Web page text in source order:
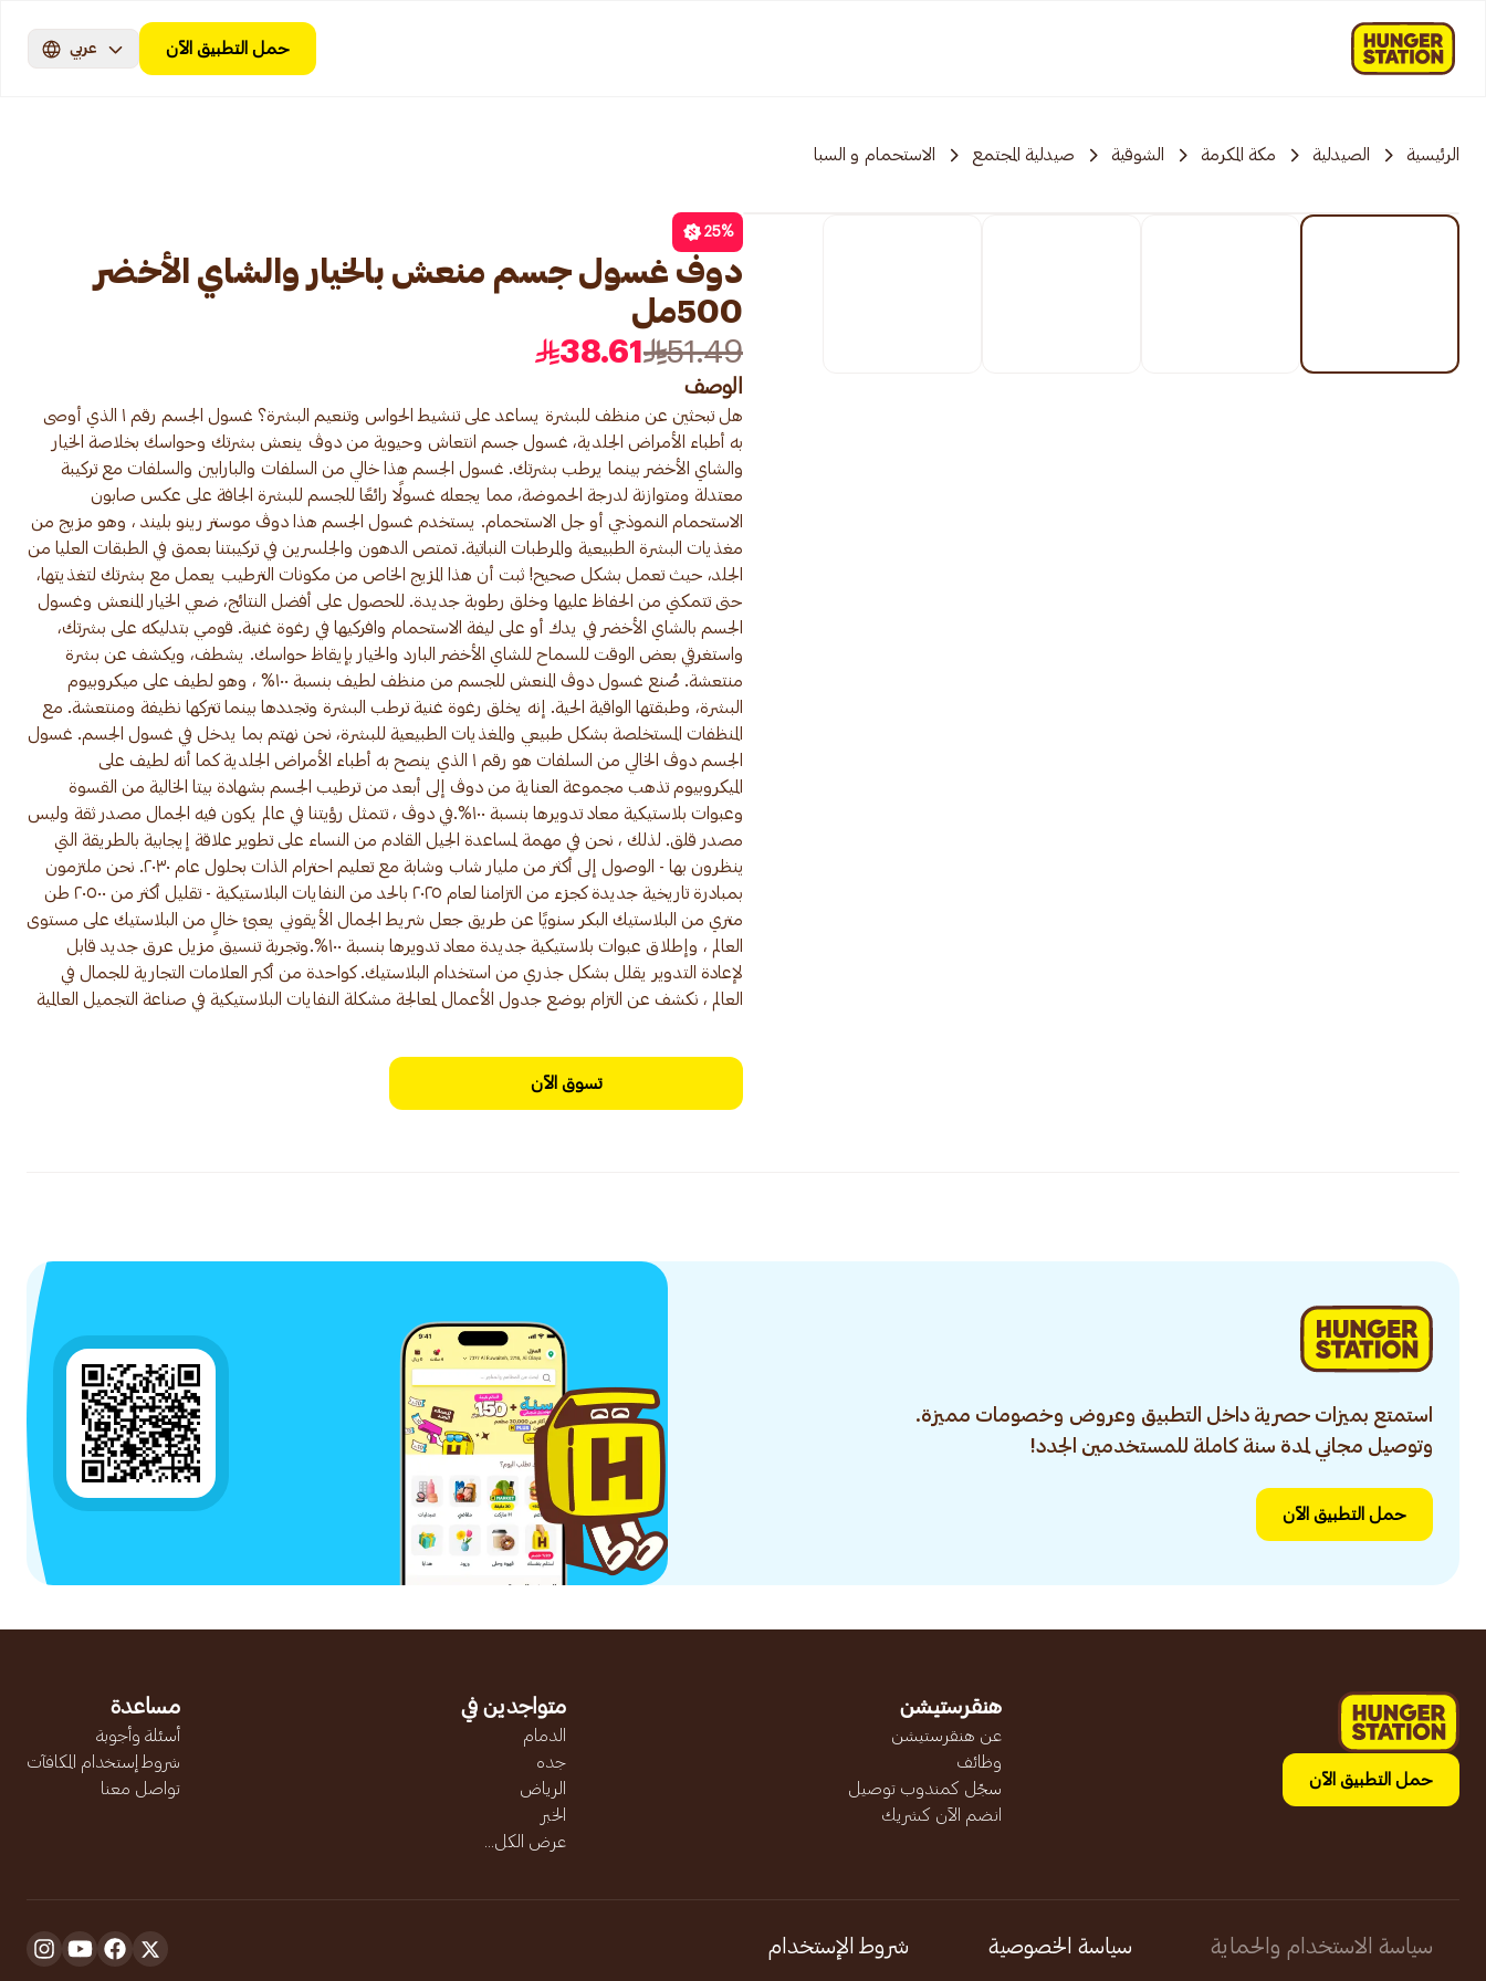
حمل التطبيق الآن عربي
الرئيسية الصيدلية مكة المكرمة الشوقية صيدلية المجتمع الاستحمام و السبا
25%
دوف غسول جسم منعش بالخيار والشاي الأخضر
500مل
51.49
38.61
الوصف
هل تبحثين عن منظف للبشرة يساعد على تنشيط الحواس وتنعيم البشرة؟ غسول الجسم رقم ١ الذي أوصى
به أطباء الأمراض الجلدية، غسول جسم انتعاش وحيوية من دوڤ ينعش بشرتك وحواسك بخلاصة الخيار
والشاي الأخضر بينما يرطب بشرتك. غسول الجسم هذا خالي من السلفات والبارابين والسلفات مع تركيبة
معتدلة ومتوازنة لدرجة الحموضة، مما يجعله غسولًا رائعًا للجسم للبشرة الجافة على عكس صابون
الاستحمام النموذجي أو جل الاستحمام. يستخدم غسول الجسم هذا دوڤ موستر رينو بليند ، وهو مزيج من
مغذيات البشرة الطبيعية والمرطبات النباتية. تمتص الدهون والجلسرين في تركيبتنا بعمق في الطبقات العليا من
الجلد، حيث تعمل بشكل صحيح! ثبت أن هذا المزيج الخاص من مكونات الترطيب يعمل مع بشرتك لتغذيتها،
حتى تتمكني من الحفاظ عليها وخلق رطوبة جديدة. للحصول على أفضل النتائج، ضعي الخيار المنعش وغسول
الجسم بالشاي الأخضر في يدك أو على ليفة الاستحمام وافركيها في رغوة غنية. قومي بتدليكه على بشرتك،
واستغرقي بعض الوقت للسماح للشاي الأخضر البارد والخيار بإيقاظ حواسك. يشطف، ويكشف عن بشرة
منتعشة. صُنع غسول دوڤ المنعش للجسم من منظف لطيف بنسبة ١٠٠% ، وهو لطيف على ميكروبيوم
البشرة، وطبقتها الواقية الحية. إنه يخلق رغوة غنية ترطب البشرة وتجددها بينما تتركها نظيفة ومنتعشة. مع
المنظفات المستخلصة بشكل طبيعي والمغذيات الطبيعية للبشرة، نحن نهتم بما يدخل في غسول الجسم. غسول
الجسم دوڤ الخالي من السلفات هو رقم ١ الذي ينصح به أطباء الأمراض الجلدية كما أنه لطيف على
الميكروبيوم تذهب مجموعة العناية من دوڤ إلى أبعد من ترطيب الجسم بشهادة بيتا الخالية من القسوة
وعبوات بلاستيكية معاد تدويرها بنسبة ١٠٠%.في دوڤ ، تتمثل رؤيتنا في عالم يكون فيه الجمال مصدر ثقة وليس
مصدر قلق. لذلك ، نحن في مهمة لمساعدة الجيل القادم من النساء على تطوير علاقة إيجابية بالطريقة التي
ينظرون بها - الوصول إلى أكثر من مليار شاب وشابة مع تعليم احترام الذات بحلول عام ٢٠٣٠. نحن ملتزمون
بمبادرة تاريخية جديدة كجزء من التزامنا لعام ٢٠٢٥ بالحد من النفايات البلاستيكية - تقليل أكثر من ٢٠٥٠٠ طن
متري من البلاستيك البكر سنويًا عن طريق جعل شريط الجمال الأيقوني يعبئ خالٍ من البلاستيك على مستوى
العالم ، وإطلاق عبوات بلاستيكية جديدة معاد تدويرها بنسبة ١٠٠%.وتجربة تنسيق مزيل عرق جديد قابل
لإعادة التدوير يقلل بشكل جذري من استخدام البلاستيك. كواحدة من أكبر العلامات التجارية للجمال في
العالم ، نكشف عن التزام بوضع جدول الأعمال لمعالجة مشكلة النفايات البلاستيكية في صناعة التجميل العالمية
تسوق الآن
استمتع بميزات حصرية داخل التطبيق وعروض وخصومات مميزة.
وتوصيل مجاني لمدة سنة كاملة للمستخدمين الجدد!
حمل التطبيق الآن
حمل التطبيق الآن
هنقرستيشن
عن هنقرستيشن
وظائف
سجّل كمندوب توصيل
انضم الآن كشريك
متواجدين في
الدمام
جده
الرياض
الخبر
عرض الكل...
مساعدة
أسئلة وأجوبة
شروط إستخدام المكافآت
تواصل معنا
سياسة الاستخدام والحماية سياسة الخصوصية شروط الإستخدام